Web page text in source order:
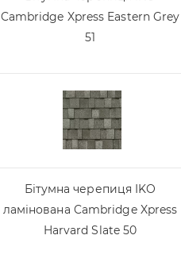
Cambridge Xpress Eastern Grey
51
Бітумна черепиця IKO
ламінована Cambridge Xpress
Harvard Slate 50